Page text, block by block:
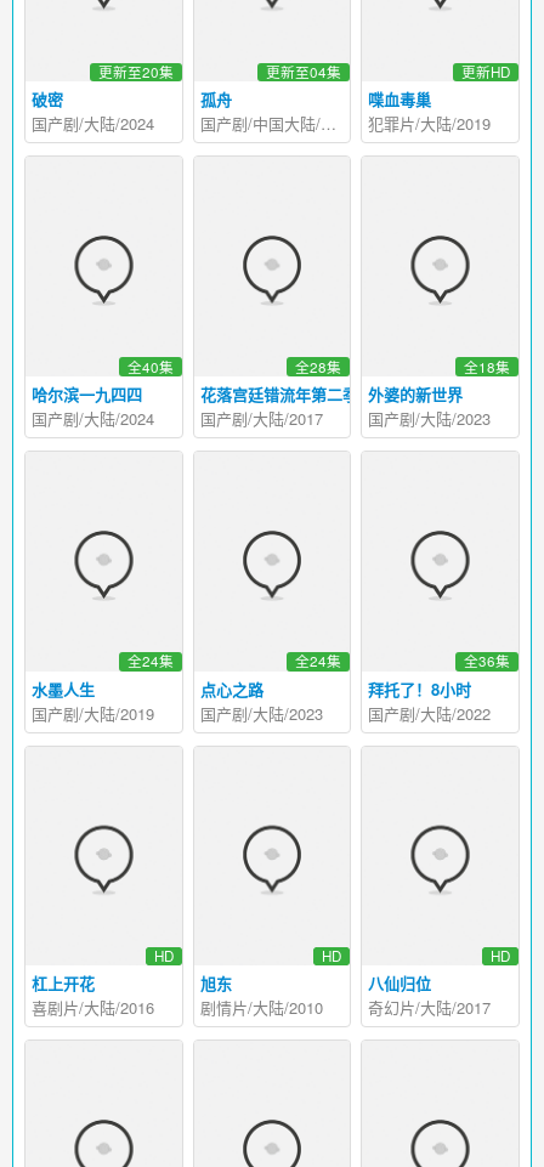
破密
更新至20集
国产剧/大陆/2024
孤舟
更新至04集
国产剧/中国大陆/2024
喋血毒巢
更新HD
犯罪片/大陆/2019
哈尔滨一九四四
全40集
国产剧/大陆/2024
花落宫廷错流年第二季
全28集
国产剧/大陆/2017
外婆的新世界
全18集
国产剧/大陆/2023
水墨人生
全24集
国产剧/大陆/2019
点心之路
全24集
国产剧/大陆/2023
拜托了！8小时
全36集
国产剧/大陆/2022
杠上开花
HD
喜剧片/大陆/2016
旭东
HD
剧情片/大陆/2010
八仙归位
HD
奇幻片/大陆/2017